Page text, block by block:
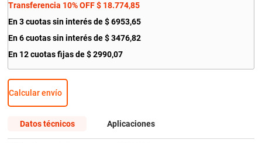
Transferencia 10% OFF $ 18.774,85
En 3 cuotas sin interés de $ 6953,65
En 6 cuotas sin interés de$ 3476,82
En 12 cuotas fijas de $ 2990,07
Calcular envío
Datos técnicos Aplicaciones